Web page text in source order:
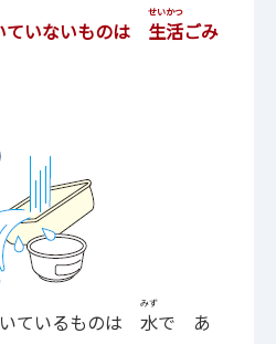
いないものは 生活
せいかつ
ごみ
ているものは 水
みず
で あ